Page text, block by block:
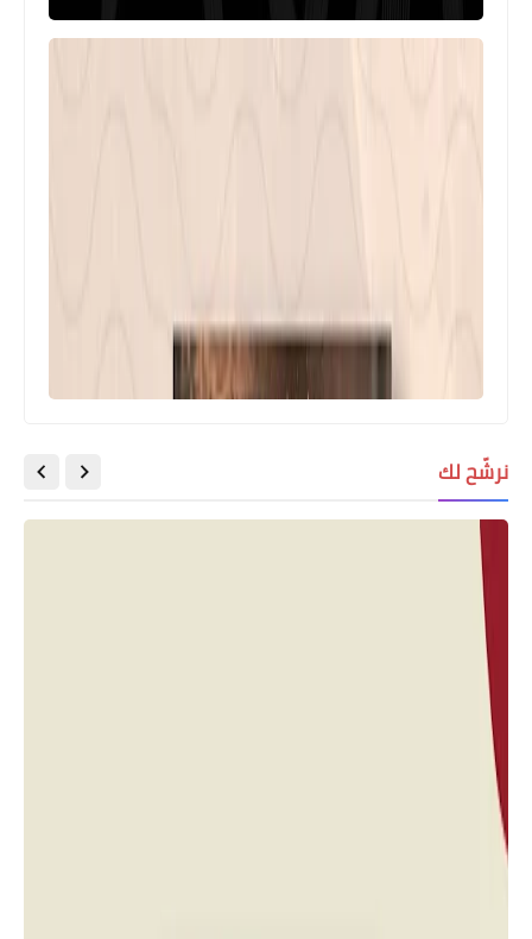
نرشّح لك